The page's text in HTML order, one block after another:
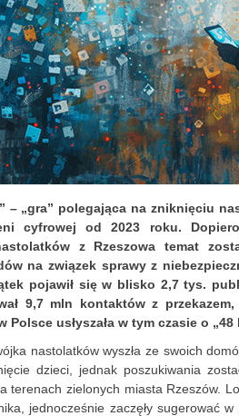
– „gra” polegająca na zniknięciu
cyfrowej od 2023 roku.
z Rzeszowa temat
na związek sprawy z
pojawił się w blisko 2,7 tys.
9,7 mln kontaktów z
usłyszała w tym czasie o
nastolatków wyszła ze swoich
dzieci, jednak poszukiwania
terenach zielonych miasta Rzeszów.
jednocześnie zaczęły sugerować